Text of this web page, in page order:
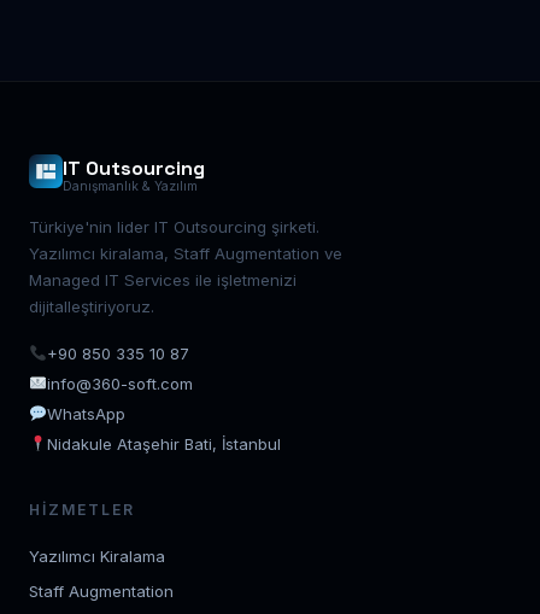
IT Outsourcing
Danışmanlık & Yazılım
Türkiye'nin lider IT Outsourcing şirketi.
Yazılımcı kiralama, Staff Augmentation ve
Managed IT Services ile işletmenizi
dijitalleştiriyoruz.
+90 850 335 10 87
info@360-soft.com
WhatsApp
Nidakule Ataşehir Bati, İstanbul
HIZMETLER
Yazılımcı Kiralama
Staff Augmentation